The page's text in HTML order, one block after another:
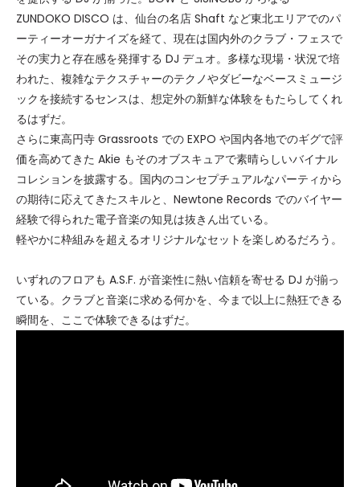
ZUNDOKO DISCO は、仙台の名店 Shaft など東北エリアでのパ
ーティーオーガナイズを経て、現在は国内外のクラブ・フェスで
その実力と存在感を発揮する DJ デュオ。多様な現場・状況で培
われた、複雑なテクスチャーのテクノやダビーなベースミュージ
ックを接続するセンスは、想定外の新鮮な体験をもたらしてくれ
るはずだ。
さらに東高円寺 Grassroots での EXPO や国内各地でのギグで評
価を高めてきた Akie もそのオブスキュアで素晴らしいバイナル
コレションを披露する。国内のコンセプチュアルなパーティから
の期待に応えてきたスキルと、Newtone Records でのバイヤー
経験で得られた電子音楽の知見は抜きん出ている。
軽やかに枠組みを超えるオリジナルなセットを楽しめるだろう。
いずれのフロアも A.S.F. が音楽性に熱い信頼を寄せる DJ が揃っ
ている。クラブと音楽に求める何かを、今まで以上に熱狂できる
瞬間を、ここで体験できるはずだ。